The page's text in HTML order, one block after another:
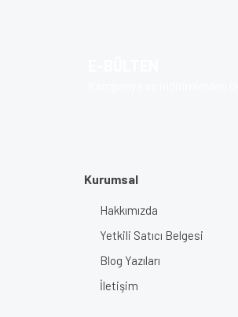
Kurumsal
Hakkımızda
Yetkili Satıcı Belgesi
Blog Yazıları
İletişim